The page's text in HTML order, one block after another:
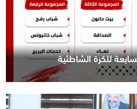
للكرة الشاطئية